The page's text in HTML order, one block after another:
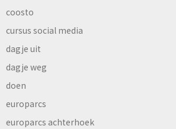
coosto
cursus social media
dagje uit
dagje weg
doen
europarcs
europarcs achterhoek